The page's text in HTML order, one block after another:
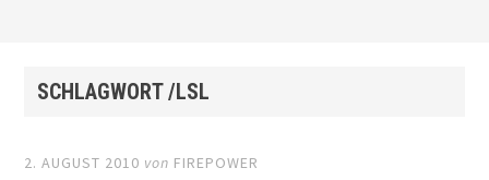
SCHLAGWORT /LSL
2. AUGUST 2010 von FIREPOWER